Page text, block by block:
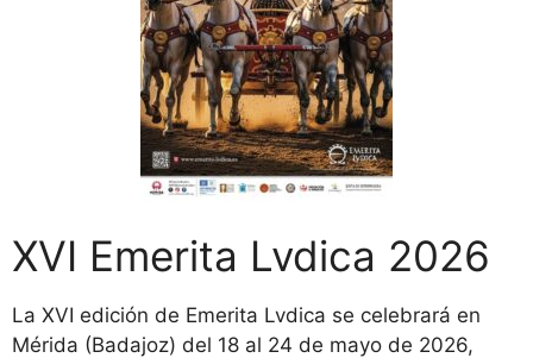
XVI Emerita Lvdica 2026
La XVI edición de Emerita Lvdica se celebrará en
Mérida (Badajoz) del 18 al 24 de mayo de 2026,